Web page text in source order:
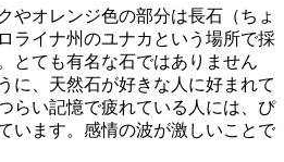
やオレンジ色の部分は長石（ちょ
ライナ州のユナカという場所で採
とても有名な石ではありません
に、天然石が好きな人に好まれて
らい記憶で疲れている人には、ぴ
います。感情の波が激しいことで